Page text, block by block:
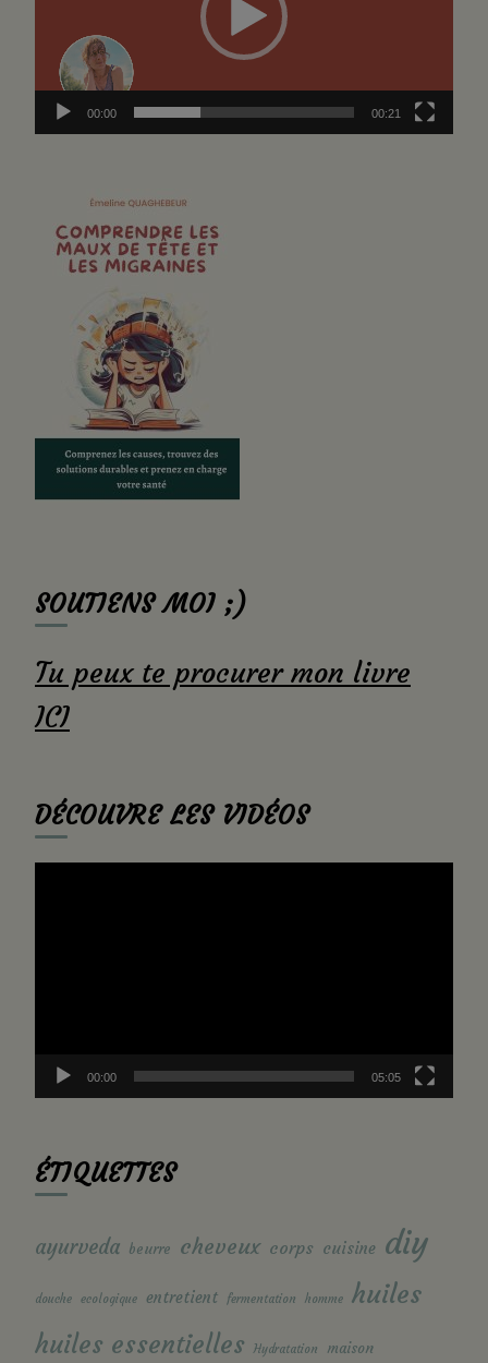
00:00 00:21
SOUTIENS MOI ;)
Tu peux te procurer mon livre
ICI
DÉCOUVRE LES VIDÉOS
00:00 05:05
ÉTIQUETTES
ayurveda beurre cheveux corps cuisine diy
douche ecologique entretient fermentation homme huiles
huiles essentielles Hydratation maison